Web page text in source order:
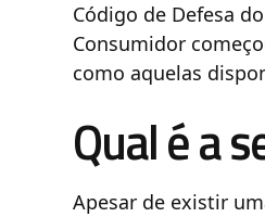
Código de Defesa
Consumidor
como aquelas
Qual é a
Apesar de existir